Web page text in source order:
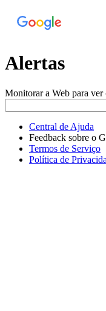
Alertas
Monitorar a Web para ver
Central de Ajuda
Feedback sobre o
Termos de Serviço
Política de